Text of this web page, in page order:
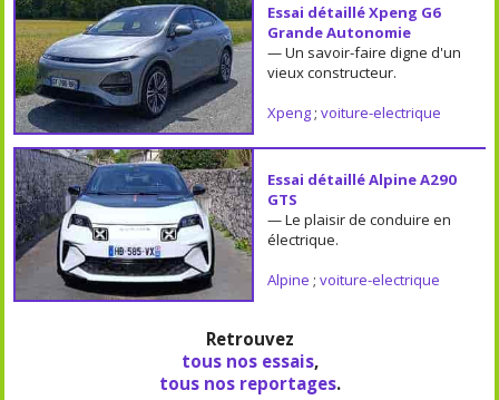
Essai détaillé Xpeng G6
Grande Autonomie
— Un savoir-faire digne d'un
vieux constructeur.
Xpeng; voiture-electrique
Essai détaillé Alpine A290
GTS
— Le plaisir de conduire en
électrique.
Alpine ; voiture-electrique
Retrouvez
tous nos essais,
tous nos reportages.